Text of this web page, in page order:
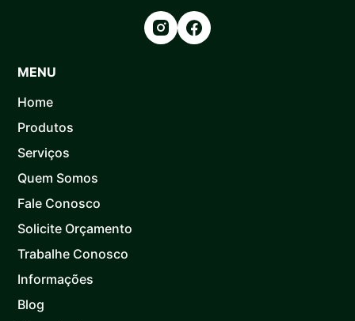
MENU
Home
Produtos
Serviços
Quem Somos
Fale Conosco
Solicite Orçamento
Trabalhe Conosco
Informações
Blog